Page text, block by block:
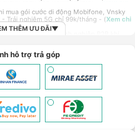
mua gói cước di động Mobifone, Vnsky
Trải nghiệm 5G chỉ 99k/tháng - (Xem chi
khách hàng doanh nghiệp B2B khi
THÊM ƯU ĐÃI
hỗ trợ trả góp